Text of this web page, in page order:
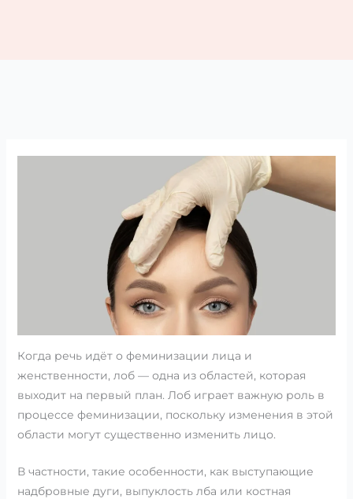
Когда речь идёт о феминизации лица и
женственности, лоб — одна из областей, которая
выходит на первый план. Лоб играет важную роль в
процессе феминизации, поскольку изменения в этой
области могут существенно изменить лицо.
В частности, такие особенности, как выступающие
надбровные дуги, выпуклость лба или костная